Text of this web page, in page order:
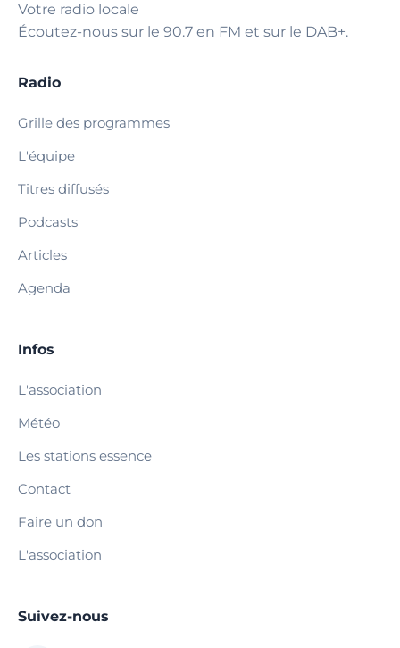
Votre radio locale
Écoutez-nous sur le 90.7 en FM et sur le DAB+.
Radio
Grille des programmes
L'équipe
Titres diffusés
Podcasts
Articles
Agenda
Infos
L'association
Météo
Les stations essence
Contact
Faire un don
L'association
Suivez-nous